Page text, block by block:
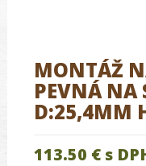
MONTÁŽ
PEVNÁ NA
D:25,4MM
113.50 € s